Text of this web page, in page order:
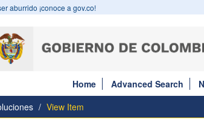
aburrido ¡conoce a gov.co!
Home Advanced Search
View Item